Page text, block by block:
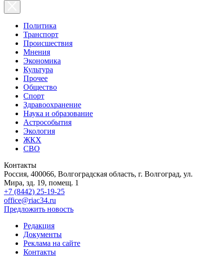
Политика
Транспорт
Происшествия
Мнения
Экономика
Культура
Прочее
Общество
Спорт
Здравоохранение
Наука и образование
Астрособытия
Экология
ЖКХ
СВО
Контакты
Россия, 400066, Волгоградская область, г. Волгоград, ул.
Мира, зд. 19, помещ. 1
+7 (8442) 25-19-25
office@riac34.ru
Предложить новость
Редакция
Документы
Реклама на сайте
Контакты